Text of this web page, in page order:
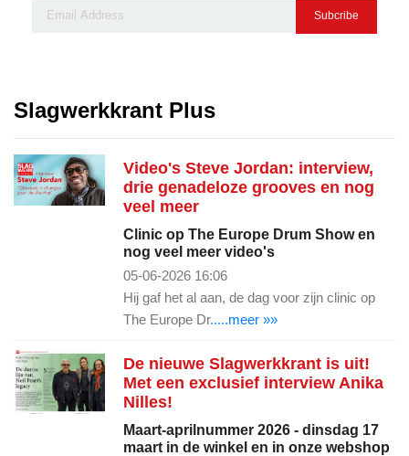
Subcribe
Slagwerkkrant Plus
Video's Steve Jordan: interview,
drie genadeloze grooves en nog
veel meer
Clinic op The Europe Drum Show en
nog veel meer video's
05-06-2026 16:06
Hij gaf het al aan, de dag voor zijn clinic op
The Europe Dr.....meer »»
De nieuwe Slagwerkkrant is uit!
Met een exclusief interview Anika
Nilles!
Maart-aprilnummer 2026 - dinsdag 17
maart in de winkel en in onze webshop